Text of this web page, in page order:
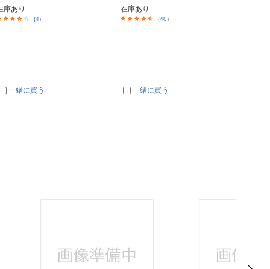
庫あり
(4)
一緒に買う
在庫あり
(40)
一緒に買う